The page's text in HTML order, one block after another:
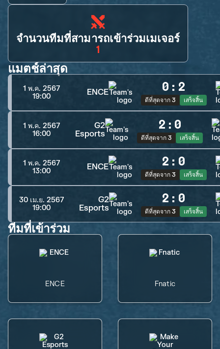
จำนวนทีมที่สามารถเข้าร่วมเมเจอร์
1
แมตช์ล่าสุด
1 พ.ค. 2567
19:00
ENCE 0 : 2
ดีที่สุดจาก 3 เสร็จสิ้น
1 พ.ค. 2567
16:00
G2
Esports
2 : 0
ดีที่สุดจาก 3 เสร็จสิ้น
1 พ.ค. 2567
13:00
ENCE 2 : 0
ดีที่สุดจาก 3 เสร็จสิ้น
30 เม.ย. 2567
19:00
G2
Esports
2 : 0
ดีที่สุดจาก 3 เสร็จสิ้น
ทีมที่เข้าร่วม
ENCE Fnatic